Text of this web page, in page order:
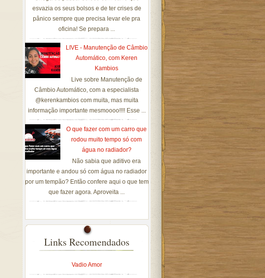
esvazia os seus bolsos e de ter crises de
pânico sempre que precisa levar ele pra
oficina! Se prepara ...
LIVE - Manutenção de Câmbio
Automático, com Keren
Kambios
Live sobre Manutenção de
Câmbio Automático, com a especialista
@kerenkambios com muita, mas muita
informação importante mesmoooo!!!! Esse ...
O que fazer com um carro que
rodou muito tempo só com
água no radiador?
Não sabia que aditivo era
importante e andou só com água no radiador
por um tempão? Então confere aqui o que tem
que fazer agora. Aproveita ...
Links Recomendados
Vadio Amor